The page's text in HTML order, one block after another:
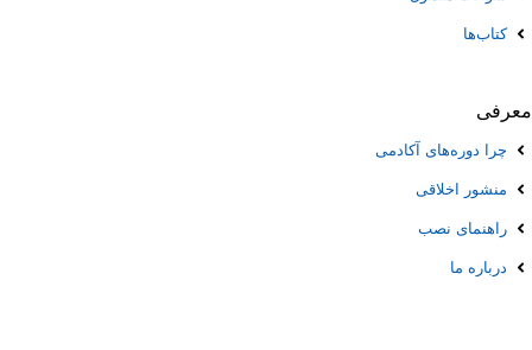
کتاب‌ها
معرفی
چرا دوره‌های آکادمی
منشور اخلاقی
راهنمای نصب
درباره‌ ما